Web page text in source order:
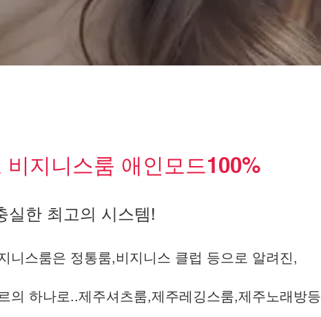
비지니스룸 애인모드100%
실한 최고의 시스템!
니스룸은 정통룸,비지니스 클럽 등으로 알려진,
의 하나로..제주셔츠룸,제주레깅스룸,제주노래방등